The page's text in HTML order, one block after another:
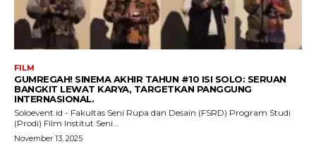
FILM
GUMREGAH! SINEMA AKHIR TAHUN #10 ISI SOLO: SERUAN
BANGKIT LEWAT KARYA, TARGETKAN PANGGUNG
INTERNASIONAL.
Soloevent.id - Fakultas Seni Rupa dan Desain (FSRD) Program Studi
(Prodi) Film Institut Seni...
November 13, 2025